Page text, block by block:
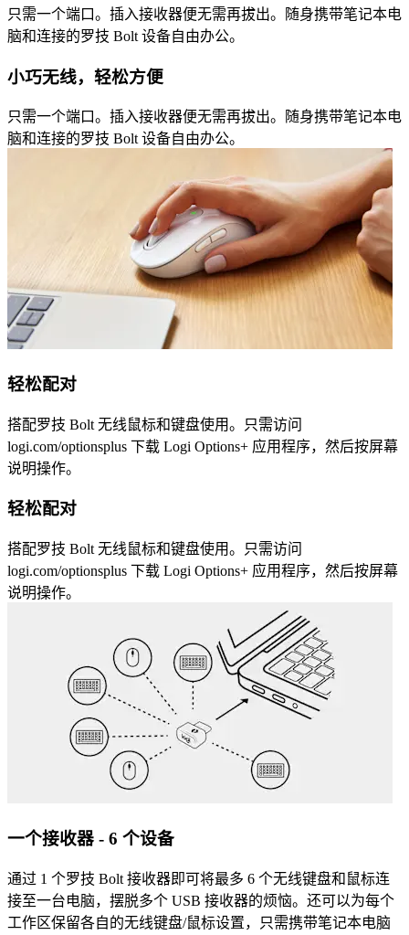
只需一个端口。插入接收器便无需再拔出。随身携带笔记本电
脑和连接的罗技 Bolt 设备自由办公。
小巧无线，轻松方便
只需一个端口。插入接收器便无需再拔出。随身携带笔记本电
脑和连接的罗技 Bolt 设备自由办公。
轻松配对
搭配罗技 Bolt 无线鼠标和键盘使用。只需访问
logi.com/optionsplus 下载 Logi Options+ 应用程序，然后按屏幕
说明操作。
轻松配对
搭配罗技 Bolt 无线鼠标和键盘使用。只需访问
logi.com/optionsplus 下载 Logi Options+ 应用程序，然后按屏幕
说明操作。
一个接收器 - 6 个设备
通过 1 个罗技 Bolt 接收器即可将最多 6 个无线键盘和鼠标连
接至一台电脑，摆脱多个 USB 接收器的烦恼。还可以为每个
工作区保留各自的无线键盘/鼠标设置，只需携带笔记本电脑